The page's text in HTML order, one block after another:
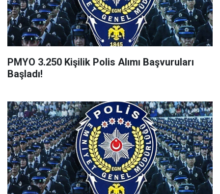
PMYO 3.250 Kişilik Polis Alımı Başvuruları
Başladı!